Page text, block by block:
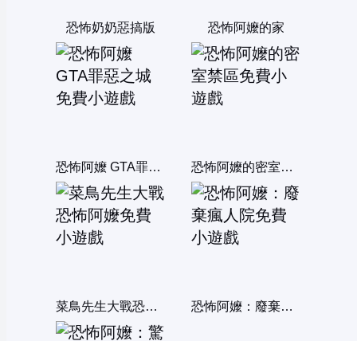
恐怖奶奶惡搞版 恐怖阿嬤的家
恐怖阿嬤 GTA罪惡之城 恐怖阿嬤的密室禁區
菜鳥先生大戰恐怖阿嬤 恐怖阿嬤：廢棄瘋人院